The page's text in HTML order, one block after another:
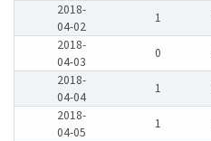
2018-
04-02
1
2018-
04-03
0
2018-
04-04
1
2018-
04-05
1